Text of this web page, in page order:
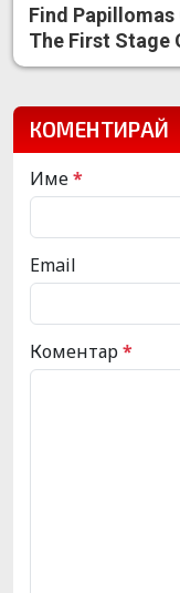
Find Papillomas
The First Stage
КОМЕНТИРАЙ
Име*
Email
Коментар*